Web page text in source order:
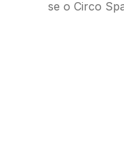
se o Circo